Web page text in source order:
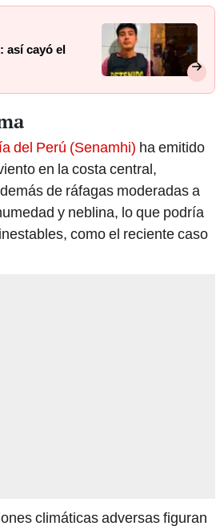
así cayó el
del Perú (Senamhi) ha emitido
en la costa central,
de ráfagas moderadas a
y neblina, lo que podría
como el reciente caso
climáticas adversas figuran